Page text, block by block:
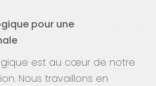
pour une
est au cœur de notre
Nous travaillons en